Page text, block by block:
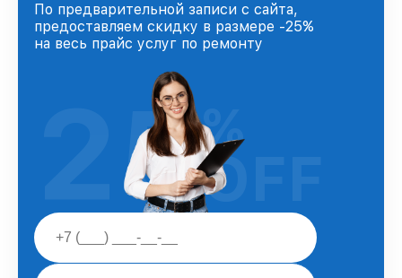
По предварительной записи с сайта,
предоставляем скидку в размере -25%
на весь прайс услуг по ремонту
25%
OFF